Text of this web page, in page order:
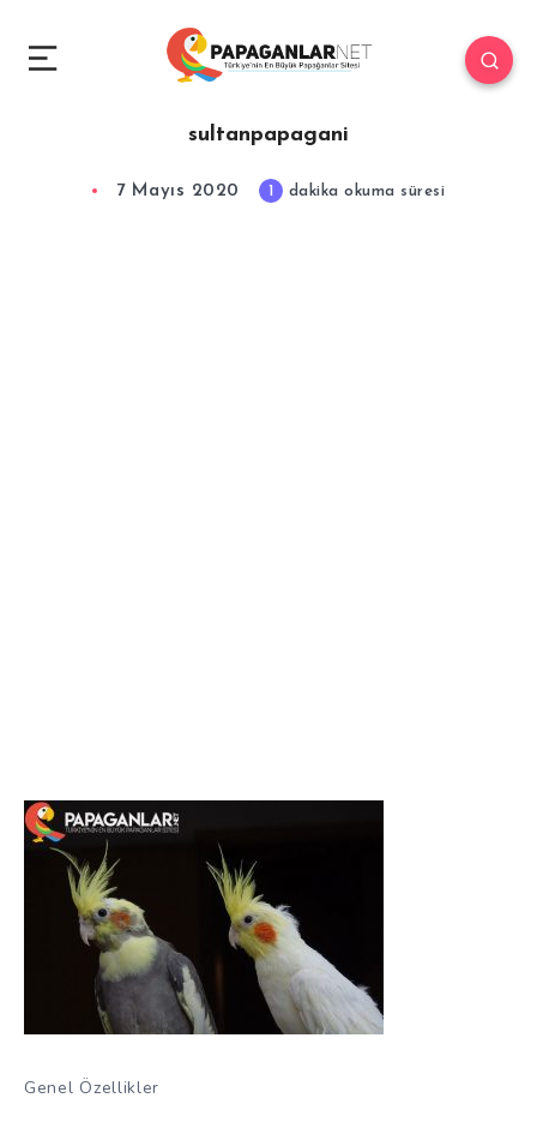
sultanpapagani
7 Mayıs 2020 1 dakika okuma süresi
Genel Özellikler